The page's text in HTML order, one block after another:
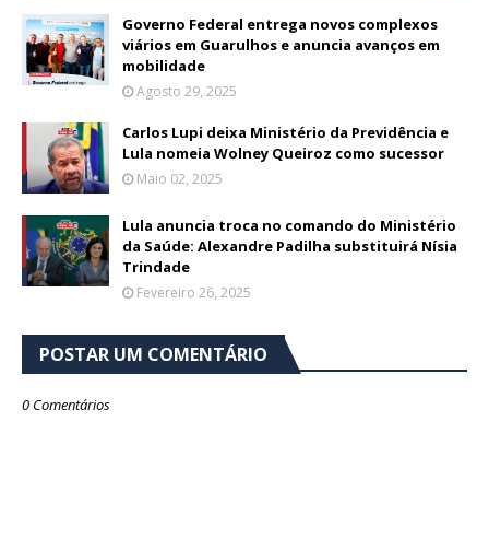
Governo Federal entrega novos complexos
viários em Guarulhos e anuncia avanços em
mobilidade
Agosto 29, 2025
Carlos Lupi deixa Ministério da Previdência e
Lula nomeia Wolney Queiroz como sucessor
Maio 02, 2025
Lula anuncia troca no comando do Ministério
da Saúde: Alexandre Padilha substituirá Nísia
Trindade
Fevereiro 26, 2025
POSTAR UM COMENTÁRIO
0 Comentários